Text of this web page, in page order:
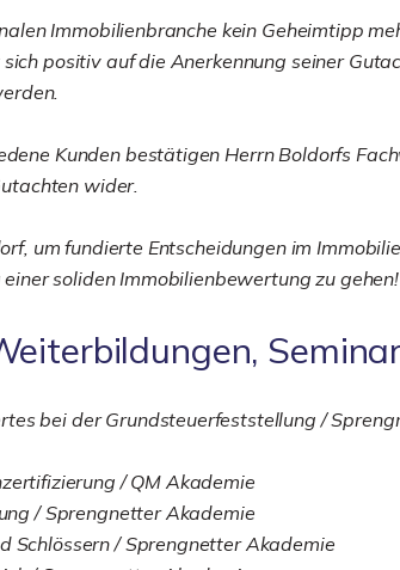
Immobilienbranche kein Geheimtipp
positiv auf die Anerkennung seiner
Kunden bestätigen Herrn Boldorfs
wider.
um fundierte Entscheidungen im
soliden Immobilienbewertung zu gehen!
bei der Grundsteuerfeststellung /
/ QM Akademie
/ Sprengnetter Akademie
Schlössern / Sprengnetter Akademie